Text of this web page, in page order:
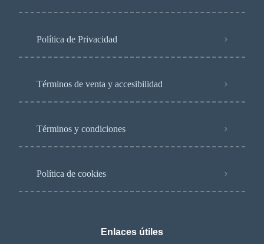
Política de Privacidad
Términos de venta y accesibilidad
Términos y condiciones
Política de cookies
Enlaces útiles